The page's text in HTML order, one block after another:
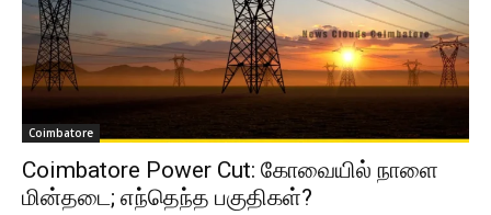
Coimbatore
Coimbatore Power Cut: கோவையில் நாளை
மின்தடை; எந்தெந்த பகுதிகள்?